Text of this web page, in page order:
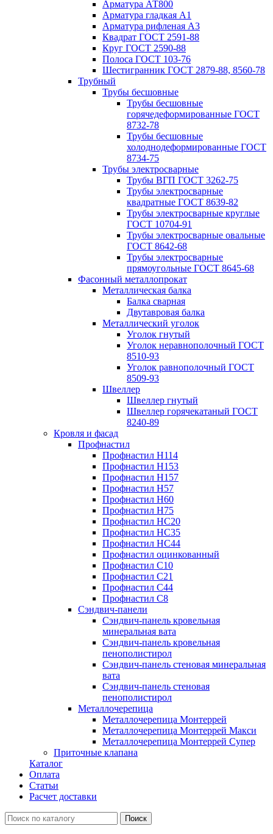
Арматура АТ800
Арматура гладкая А1
Арматура рифленая А3
Квадрат ГОСТ 2591-88
Круг ГОСТ 2590-88
Полоса ГОСТ 103-76
Шестигранник ГОСТ 2879-88, 8560-78
Трубный
Трубы бесшовные
Трубы бесшовные
горячедеформированные ГОСТ
8732-78
Трубы бесшовные
холоднодеформированные ГОСТ
8734-75
Трубы электросварные
Трубы ВГП ГОСТ 3262-75
Трубы электросварные
квадратные ГОСТ 8639-82
Трубы электросварные круглые
ГОСТ 10704-91
Трубы электросварные овальные
ГОСТ 8642-68
Трубы электросварные
прямоугольные ГОСТ 8645-68
Фасонный металлопрокат
Металлическая балка
Балка сварная
Двутавровая балка
Металлический уголок
Уголок гнутый
Уголок неравнополочный ГОСТ
8510-93
Уголок равнополочный ГОСТ
8509-93
Швеллер
Швеллер гнутый
Швеллер горячекатаный ГОСТ
8240-89
Кровля и фасад
Профнастил
Профнастил Н114
Профнастил Н153
Профнастил Н157
Профнастил Н57
Профнастил Н60
Профнастил Н75
Профнастил НС20
Профнастил НС35
Профнастил НС44
Профнастил оцинкованный
Профнастил С10
Профнастил С21
Профнастил С44
Профнастил С8
Сэндвич-панели
Сэндвич-панель кровельная
минеральная вата
Сэндвич-панель кровельная
пенополистирол
Сэндвич-панель стеновая минеральная
вата
Сэндвич-панель стеновая
пенополистирол
Металлочерепица
Металлочерепица Монтеррей
Металлочерепица Монтеррей Макси
Металлочерепица Монтеррей Супер
Приточные клапана
Каталог
Оплата
Статьи
Расчет доставки